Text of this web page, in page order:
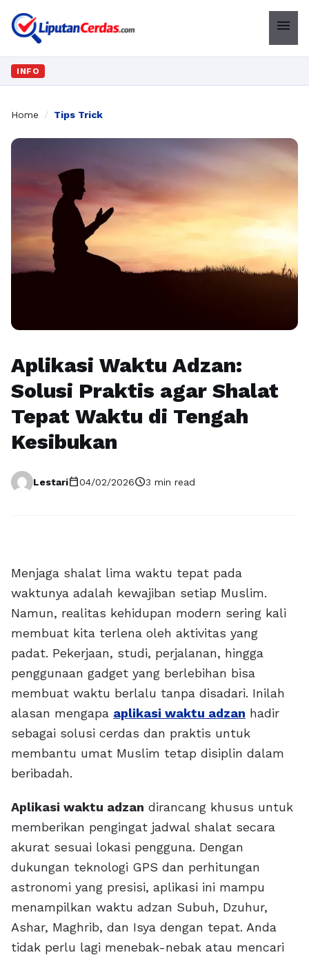
menu
INFO
Home / Tips Trick
Aplikasi Waktu Adzan:
Solusi Praktis agar Shalat
Tepat Waktu di Tengah
Kesibukan
Lestaricalendar_today04/02/2026schedule3 min read
Menjaga shalat lima waktu tepat pada
waktunya adalah kewajiban setiap Muslim.
Namun, realitas kehidupan modern sering kali
membuat kita terlena oleh aktivitas yang
padat. Pekerjaan, studi, perjalanan, hingga
penggunaan gadget yang berlebihan bisa
membuat waktu berlalu tanpa disadari. Inilah
alasan mengapa aplikasi waktu adzan hadir
sebagai solusi cerdas dan praktis untuk
membantu umat Muslim tetap disiplin dalam
beribadah.
Aplikasi waktu adzan dirancang khusus untuk
memberikan pengingat jadwal shalat secara
akurat sesuai lokasi pengguna. Dengan
dukungan teknologi GPS dan perhitungan
astronomi yang presisi, aplikasi ini mampu
menampilkan waktu adzan Subuh, Dzuhur,
Ashar, Maghrib, dan Isya dengan tepat. Anda
tidak perlu lagi menebak-nebak atau mencari